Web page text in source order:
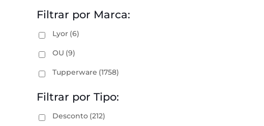
Filtrar por Marca:
Lyor (6)
OU (9)
Tupperware (1758)
Filtrar por Tipo:
Desconto (212)